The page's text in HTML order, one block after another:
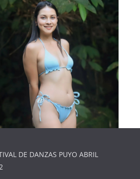
DE DANZAS PUYO ABRIL